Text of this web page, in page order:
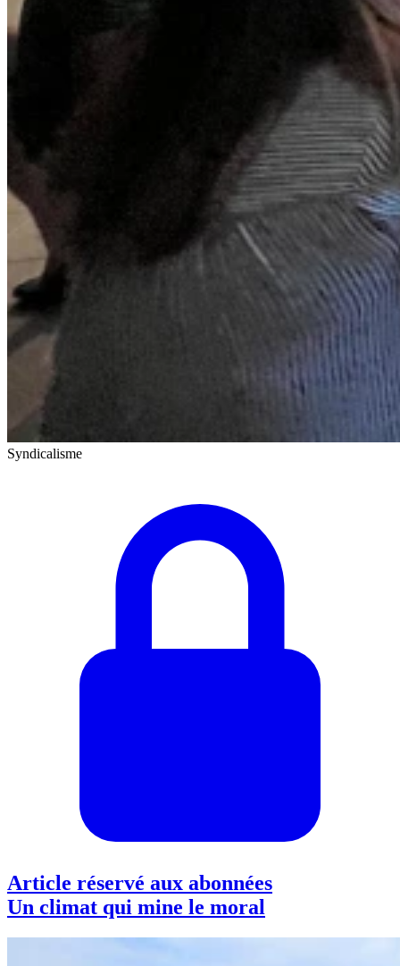
Syndicalisme
Article réservé aux abonnées
Un climat qui mine le moral